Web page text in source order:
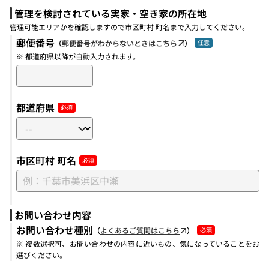
管理を検討されている実家・空き家の所在地
管理可能エリアかを確認しますので市区町村 町名まで入力してください。
郵便番号 （郵便番号がわからないときはこちら
）
※ 都道府県以降が自動入力されます。
都道府県
市区町村 町名
お問い合わせ内容
お問い合わせ種別 （よくあるご質問はこちら
）
※ 複数選択可、お問い合わせの内容に近いもの、気になっていることをお
選びください。